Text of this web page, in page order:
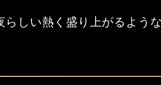
らしい熱く盛り上がるよう